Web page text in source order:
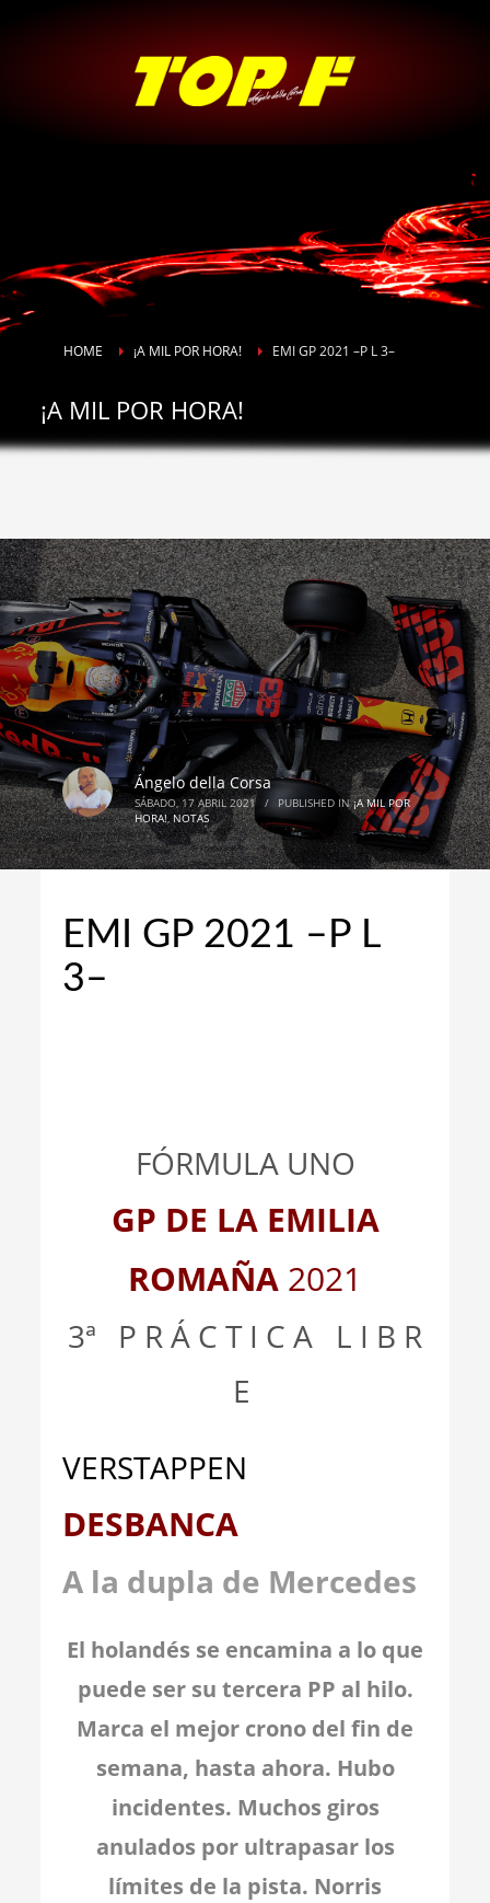
HOME ¡A MIL POR HORA! EMI GP 2021 –P L 3–
¡A MIL POR HORA!
Ángelo della Corsa
SÁBADO, 17 ABRIL 2021 / PUBLISHED IN¡A MIL POR
HORA!,NOTAS
EMI GP 2021 –P L
3–
FÓRMULA UNO
GP DE LAEMILIA
ROMAÑA 2021
3ª
P R Á C T I C A L I B R
E
VERSTAPPEN
DESBANCA
A la dupla de Mercedes
El holandés se encamina a lo que
puede ser su tercera PP al hilo.
Marca el mejor crono del fin de
semana, hasta ahora. Hubo
incidentes. Muchos giros
anulados por ultrapasar los
límites de la pista. Norris